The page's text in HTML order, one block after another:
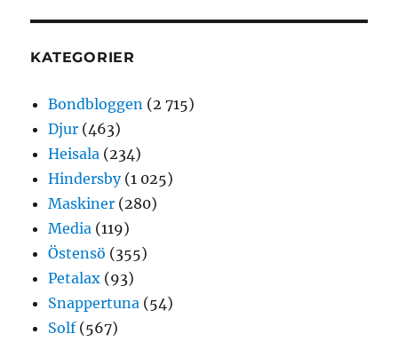
KATEGORIER
Bondbloggen (2 715)
Djur (463)
Heisala (234)
Hindersby(1 025)
Maskiner (280)
Media (119)
Östensö (355)
Petalax (93)
Snappertuna (54)
Solf(567)